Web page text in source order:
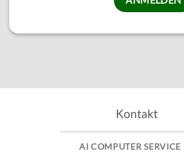
Kontakt
AI COMPUTER SERVICE